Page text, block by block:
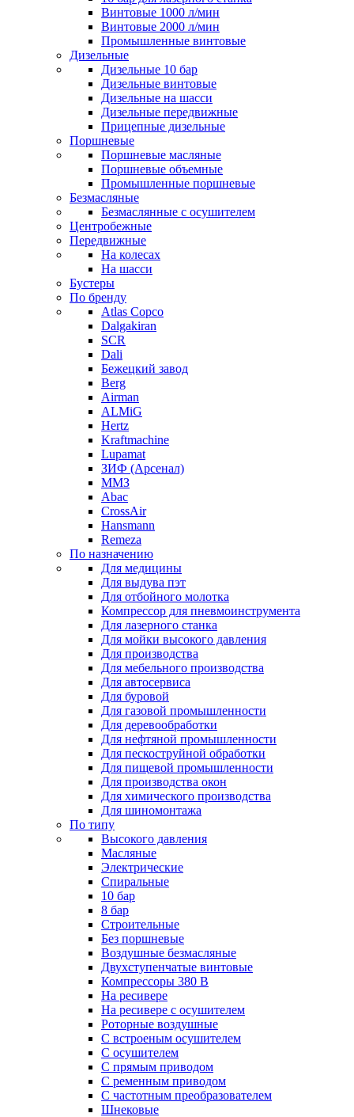
Винтовые 1000 л/мин
Винтовые 2000 л/мин
Промышленные винтовые
Дизельные
Дизельные 10 бар
Дизельные винтовые
Дизельные на шасси
Дизельные передвижные
Прицепные дизельные
Поршневые
Поршневые масляные
Поршневые объемные
Промышленные поршневые
Безмасляные
Безмаслянные с осушителем
Центробежные
Передвижные
На колесах
На шасси
Бустеры
По бренду
Atlas Copco
Dalgakiran
SCR
Dali
Бежецкий завод
Berg
Airman
ALMiG
Hertz
Kraftmachine
Lupamat
ЗИФ (Арсенал)
ММЗ
Abac
CrossAir
Hansmann
Remeza
По назначению
Для медицины
Для выдува пэт
Для отбойного молотка
Компрессор для пневмоинструмента
Для лазерного станка
Для мойки высокого давления
Для производства
Для мебельного производства
Для автосервиса
Для буровой
Для газовой промышленности
Для деревообработки
Для нефтяной промышленности
Для пескоструйной обработки
Для пищевой промышленности
Для производства окон
Для химического производства
Для шиномонтажа
По типу
Высокого давления
Масляные
Электрические
Спиральные
10 бар
8 бар
Cтроительные
Без поршневые
Воздушные безмасляные
Двухступенчатые винтовые
Компрессоры 380 В
На ресивере
На ресивере с осушителем
Роторные воздушные
С встроеным осушителем
С осушителем
С прямым приводом
С ременным приводом
С частотным преобразователем
Шнековые